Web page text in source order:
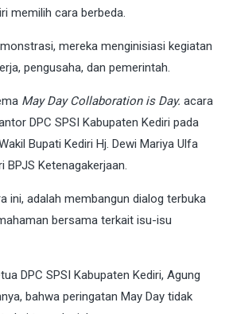
memilih cara berbeda.
mereka menginisiasi kegiatan
pengusaha, dan pemerintah.
May Day Collaboration is Day. acara
DPC SPSI Kabupaten Kediri pada
Bupati Kediri Hj. Dewi Mariya Ulfa
BPJS Ketenagakerjaan.
ini, adalah membangun dialog terbuka
bersama terkait isu-isu
DPC SPSI Kabupaten Kediri, Agung
bahwa peringatan May Day tidak